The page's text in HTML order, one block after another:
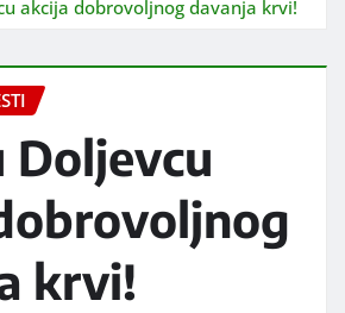
akcija dobrovoljnog davanja krvi!
Doljevcu
krvi!